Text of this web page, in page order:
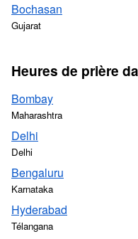
Bochasan
Gujarat
Heures de prière
Bombay
Maharashtra
Delhi
Delhi
Bengaluru
Karnataka
Hyderabad
Télangana